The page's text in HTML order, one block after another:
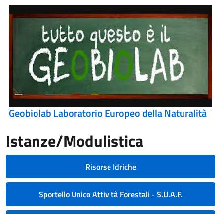
Geobiolab Laboratorio Europeo della Naturalità
Istanze/Modulistica
Risorse Idriche
Sportello Unico Attività Forestali - S.U.A.F.